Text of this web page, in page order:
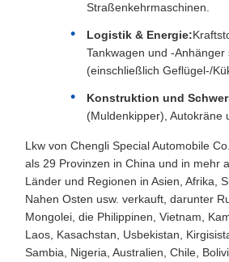
Straßenkehrmaschinen.
Logistik & Energie:
Tankwagen und -Anhänger
(einschließlich Geflügel-/
Konstruktion und
(Muldenkipper), Autokräne
Lkw von Chengli Special Automobile
als 29 Provinzen in China und in mehr
Länder und Regionen in Asien, Afrika,
Nahen Osten usw. verkauft, darunter
Mongolei, die Philippinen, Vietnam,
Laos, Kasachstan, Usbekistan,
Sambia, Nigeria, Australien, Chile,